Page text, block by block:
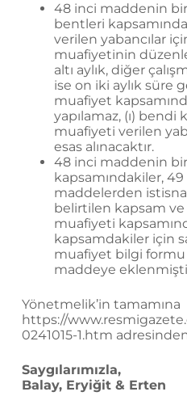
48 inci maddenin
bentleri
verilen yabancılar
muafiyetinin
altı aylık, diğer
ise on iki aylık süre
muafiyet
yapılamaz, (ı) bendi
muafiyeti verilen
esas alınacaktır.
48 inci maddenin
kapsamındakiler,
maddelerden
belirtilen kapsam ve
muafiyeti
kapsamdakiler için
muafiyet bilgi
maddeye
Yönetmelik’in tamamına
https://
0241015-1.htm
Saygılarımızla,
Balay, Eryiğit & Erten